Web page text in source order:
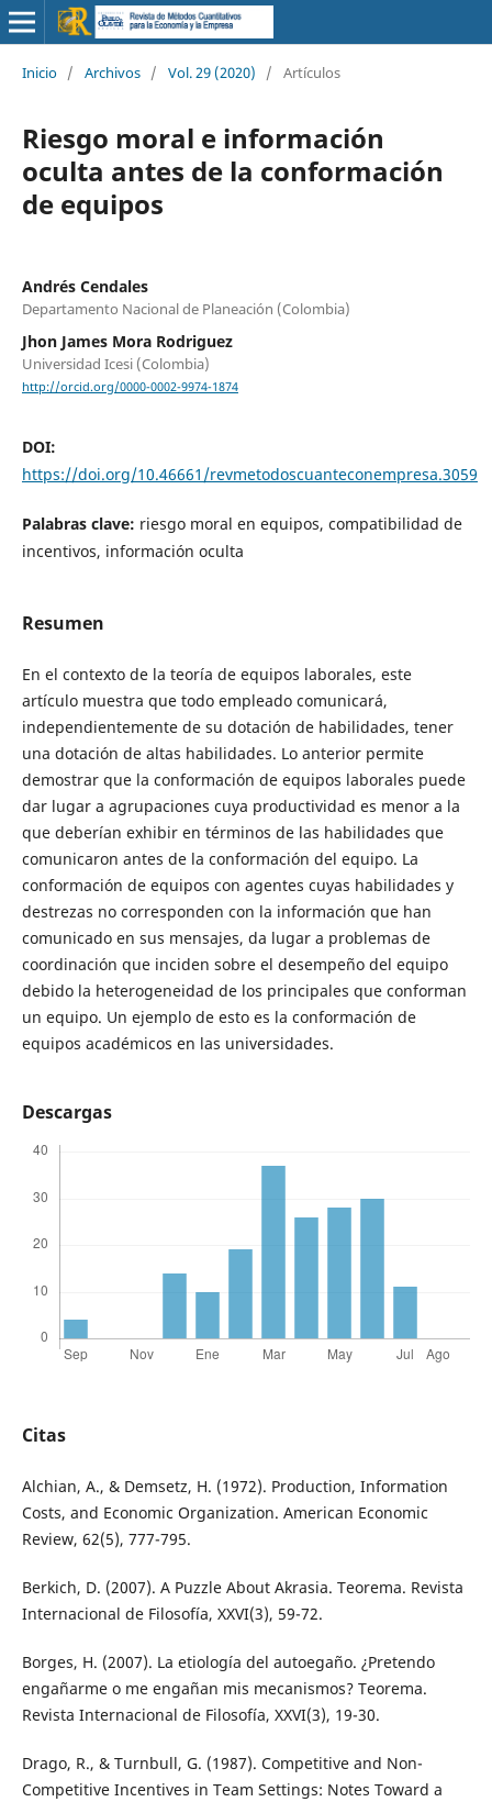
Inicio / Archivos / Vol. 29 (2020) / Artículos
Riesgo moral e información
oculta antes de la conformación
de equipos
Andrés Cendales
Departamento Nacional de Planeación (Colombia)
Jhon James Mora Rodriguez
Universidad Icesi (Colombia)
http://orcid.org/0000-0002-9974-1874
DOI:
https://doi.org/10.46661/revmetodoscuanteconempresa.3059
Palabras clave: riesgo moral en equipos, compatibilidad de
incentivos, información oculta
Resumen
En el contexto de la teoría de equipos laborales, este
artículo muestra que todo empleado comunicará,
independientemente de su dotación de habilidades, tener
una dotación de altas habilidades. Lo anterior permite
demostrar que la conformación de equipos laborales puede
dar lugar a agrupaciones cuya productividad es menor a la
que deberían exhibir en términos de las habilidades que
comunicaron antes de la conformación del equipo. La
conformación de equipos con agentes cuyas habilidades y
destrezas no corresponden con la información que han
comunicado en sus mensajes, da lugar a problemas de
coordinación que inciden sobre el desempeño del equipo
debido la heterogeneidad de los principales que conforman
un equipo. Un ejemplo de esto es la conformación de
equipos académicos en las universidades.
Descargas
Citas
Alchian, A., & Demsetz, H. (1972). Production, Information
Costs, and Economic Organization. American Economic
Review, 62(5), 777-795.
Berkich, D. (2007). A Puzzle About Akrasia. Teorema. Revista
Internacional de Filosofía, XXVI(3), 59-72.
Borges, H. (2007). La etiología del autoegaño. ¿Pretendo
engañarme o me engañan mis mecanismos? Teorema.
Revista Internacional de Filosofía, XXVI(3), 19-30.
Drago, R., & Turnbull, G. (1987). Competitive and Non-
Competitive Incentives in Team Settings: Notes Toward a